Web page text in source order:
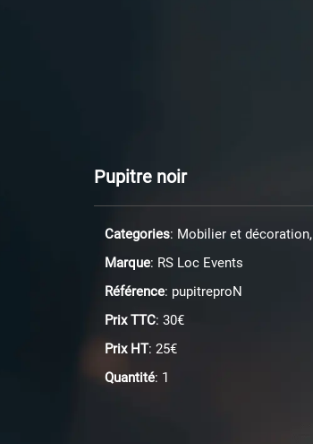
Pupitre noir
Categories: Mobilier et décoration,
Marque: RS Loc Events
Référence: pupitreproN
Prix TTC: 30€
Prix HT: 25€
Quantité: 1